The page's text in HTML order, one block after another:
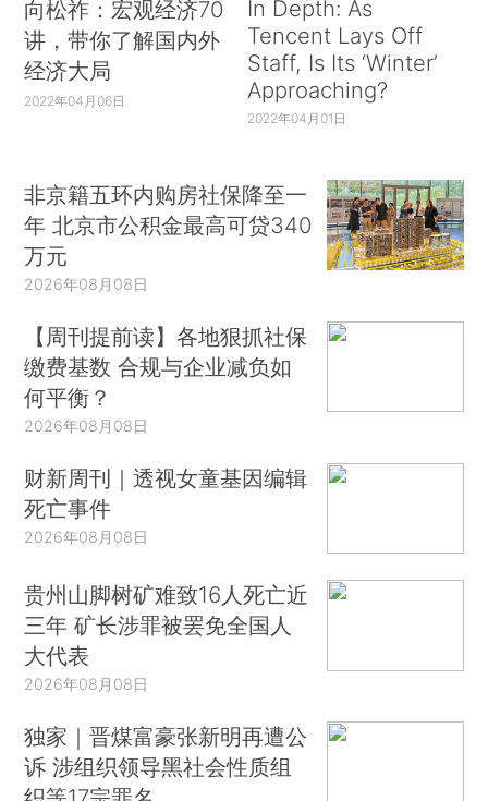
向松祚：宏观经济70
讲，带你了解国内外
经济大局
2022年04月06日
In Depth: As
Tencent Lays Off
Staff, Is Its ‘Winter’
Approaching?
2022年04月01日
非京籍五环内购房社保降至一
年 北京市公积金最高可贷340
万元
2026年08月08日
【周刊提前读】各地狠抓社保
缴费基数 合规与企业减负如
何平衡？
2026年08月08日
财新周刊｜透视女童基因编辑
死亡事件
2026年08月08日
贵州山脚树矿难致16人死亡近
三年 矿长涉罪被罢免全国人
大代表
2026年08月08日
独家｜晋煤富豪张新明再遭公
诉 涉组织领导黑社会性质组